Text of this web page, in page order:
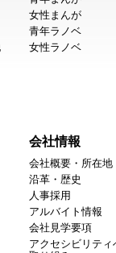
女性まんが
青年ラノベ
女性ラノベ
会社情報
会社概要・所在地
沿革・歴史
人事採用
アルバイト情報
会社見学要項
アクセシビリティ